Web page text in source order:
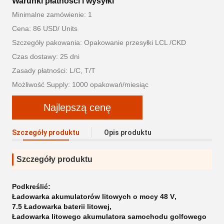
Minimalne zamówienie: 1
Cena: 86 USD/ Units
Szczegóły pakowania: Opakowanie przesyłki LCL /CKD
Czas dostawy: 25 dni
Zasady płatności: L/C, T/T
Możliwość Supply: 1000 opakowań/miesiąc
Najlepszą cenę
Szczegóły produktu Opis produktu
Szczegóły produktu
Podkreślić:
Ładowarka akumulatorów litowych o mocy 48 V,
7.5 Ładowarka baterii litowej,
Ładowarka litowego akumulatora samochodu golfowego